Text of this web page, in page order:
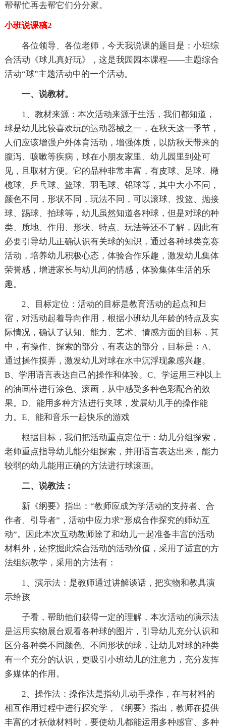
帮帮忙再去帮它们分分家。
小班说课稿2
各位领导、各位老师，今天我说课的题目是：小班综
合活动《球儿真好玩》，这是我园园本课程——主题综合
活动“球”主题活动中的一个活动。
一、说教材。
1、教材来源：本次活动来源于生活，我们都知道，
球是幼儿比较喜欢玩的运动器械之一，在秋天这一季节，
人们应该增强户外体育活动，增强体质，以防秋天带来的
腹泻、咳嗽等疾病，球在小朋友家里、幼儿园里到处可
见，且取材方便。它的品种非常丰富，有皮球、足球、橄
榄球、乒乓球、篮球、羽毛球、铅球等，其中大小不同，
颜色不同，形状不同，玩法不同，可以滚球、投篮、抛接
球、踢球、拍球等，幼儿虽然知道各种球，但是对球的种
类、质地、作用、形状、特点、玩法等还不了解，因此有
必要引导幼儿正确认识有关球的知识，通过各种球类竞赛
活动，培养幼儿积极心态，体验合作乐趣，激发幼儿集体
荣誉感，增进家长与幼儿间的情感，体验集体生活的乐
趣。
2、目标定位：活动的目标是教育活动的起点和归
宿，对活动起着导向作用，根据小班幼儿年龄的特点及实
际情况，确认了认知、能力、艺术、情感方面的目标，其
中，有操作、探索的部分，有表达的部分，目标是：A、
通过操作摸弄，激发幼儿对球在水中沉浮现象感兴趣。
B、学用语言表达自己的操作和体验。C、学运用三种以上
的油画棒进行涂色、滚画，从中感受多种色彩配合的效
果。D、能用多种方法进行夹球，发展幼儿手的操作能
力。E、能和音乐一起快乐的游戏
根据目标，我们把活动重点定位于：幼儿分组探索，
老师重点指导幼儿能分组探索，并用语言表达出来，能力
较弱的幼儿能用正确的方法进行球滚画。
二、说教法：
新《纲要》指出：“教师应成为学活动的支持者、合
作者、引导者”，活动中应力求“形成合作探究的师幼互
动”。因此本次互动教师除了和幼儿一起准备丰富的活动
材料外，还挖掘此综合活动的活动价值，采用了适宜的方
法组织教学，采用的方法有：
1、演示法：是教师通过讲解谈话，把实物和教具演
示给孩
子看，帮助他们获得一定的理解，本次活动的演示法
是运用实物展台观看各种球的图片，引导幼儿充分认识和
区分各种类不同颜色、不同形状的球，让幼儿对球的种类
有一个充分的认识，更吸引小班幼儿的注意力，充分发挥
多媒体的作用。
2、操作法：操作法是指幼儿动手操作，在与材料的
相互作用过程中进行探究学，《纲要》指出，教师在提供
丰富的才袄做材料时，要使幼儿都能运用多种感官、多种